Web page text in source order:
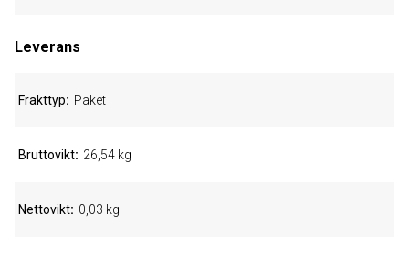
Leverans
Frakttyp Paket
Bruttovikt 26,54 kg
Nettovikt 0,03 kg